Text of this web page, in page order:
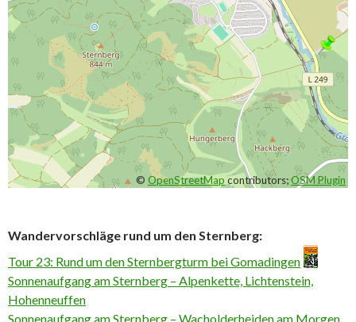
© OpenStreetMap contributors;OSM Plugin
Wandervorschläge rund um den Sternberg:
Tour 23: Rund um den Sternbergturm bei Gomadingen
Sonnenaufgang am Sternberg – Alpenkette, Lichtenstein,
Hohenneuffen
Sonnenaufgang am Sternberg – Wacholderheiden am Morgen